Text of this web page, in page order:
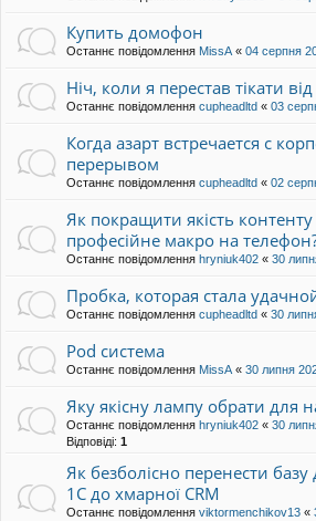
Купить домофон
Останнє повідомлення MissA « 04 серпня
Ніч, коли я перестав тікати
Останнє повідомлення cupheadltd « 03
Когда азарт встречается с
перерывом
Останнє повідомлення cupheadltd « 02
Як покращити якість контенту
професійне макро на
Останнє повідомлення hryniuk402 « 30
Пробка, которая стала
Останнє повідомлення cupheadltd « 30
Pod система
Останнє повідомлення MissA « 30 липня
Яку якісну лампу обрати для
Останнє повідомлення hryniuk402 « 30
Відповіді: 1
Як безболісно перенести базу
1С до хмарної CRM
Останнє повідомлення viktormenchikov13 «